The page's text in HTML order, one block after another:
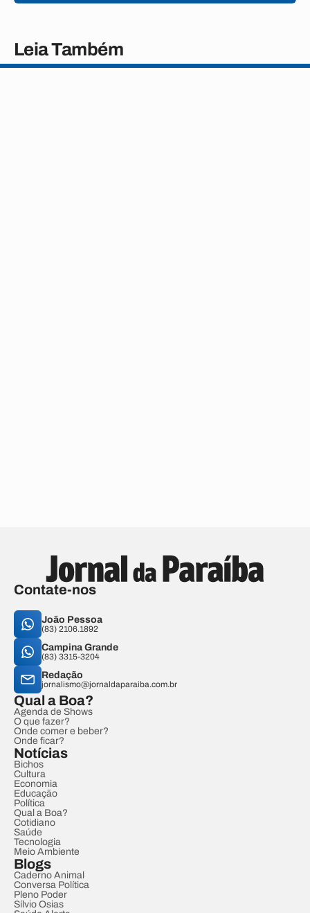
Leia Também
Contate-nos
João Pessoa
(83) 2106.1892
Campina Grande
(83) 3315-3204
Redação
jornalismo@jornaldaparaiba.com.br
Qual a Boa?
Agenda de Shows
O que fazer?
Onde comer e beber?
Onde ficar?
Notícias
Bichos
Cultura
Economia
Educação
Política
Qual a Boa?
Cotidiano
Saúde
Tecnologia
Meio Ambiente
Blogs
Caderno Animal
Conversa Política
Pleno Poder
Sílvio Osias